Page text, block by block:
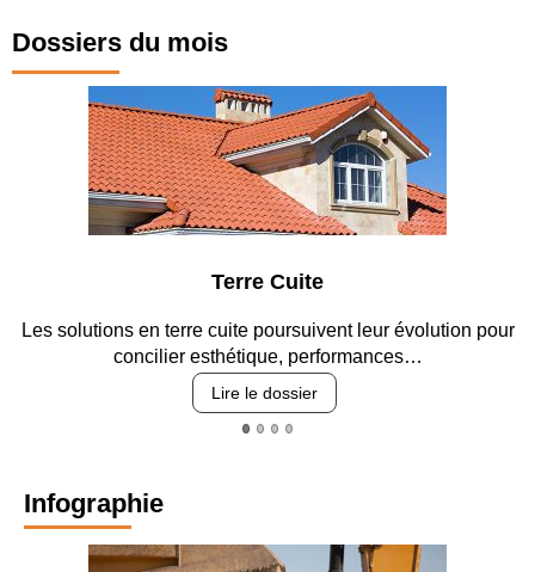
Dossiers du mois
Terre Cuite
Les solutions en terre cuite poursuivent leur évolution pour
concilier esthétique, performances…
Lire le dossier
Infographie